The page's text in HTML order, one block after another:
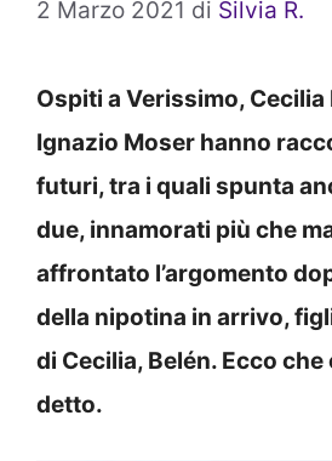
2 Marzo 2021 di Silvia R.
Ospiti a Verissimo, Cecilia
Ignazio Moser hanno
futuri, tra i quali spunta
due, innamorati più che
affrontato l’argomento
della nipotina in arrivo,
di Cecilia, Belén. Ecco
detto.